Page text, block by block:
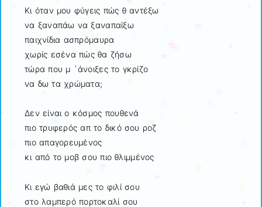
Κι όταν μου φύγεις πώς θ αντέξω
να ξαναπάω να ξαναπαίξω
παιχνίδια ασπρόμαυρα
χωρίς εσένα πώς θα ζήσω
τώρα που μ `άνοιξες το γκρίζο
να δω τα χρώματα;
Δεν είναι ο κόσμος πουθενά
πιο τρυφερός απ το δικό σου ροζ
πιο απαγορευμένος
κι από το μοβ σου πιο θλιμμένος
Κι εγώ βαθιά μες το φιλί σου
στο λαμπερό πορτοκαλί σου